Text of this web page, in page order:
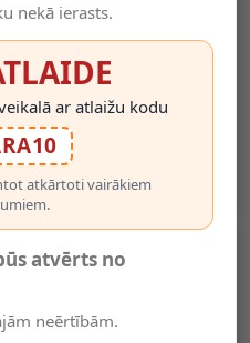
TRACK Gala Vāciņi
Komplekts 2 Gab. Baltas
1.95€
nekā ierasts.
ar atlaižu kodu
atkārtoti vairākiem
atvērts no
neērtībām.